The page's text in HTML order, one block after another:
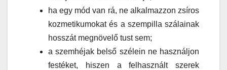
ha egy mód van rá, ne alkalmazzon zsíros
kozmetikumokat és a szempilla szálainak
hosszát megnövelő tust sem;
a szemhéjak belső szélein ne használjon
festéket, hiszen a felhasznált szerek